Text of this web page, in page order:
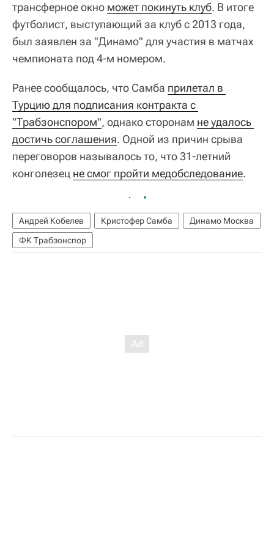
трансферное окно может покинуть клуб. В итоге
футболист, выступающий за клуб с 2013 года,
был заявлен за "Динамо" для участия в матчах
чемпионата под 4-м номером.
Ранее сообщалось, что Самба прилетал в
Турцию для подписания контракта с
"Трабзонспором", однако сторонам не удалось
достичь соглашения. Одной из причин срыва
переговоров называлось то, что 31-летний
конголезец не смог пройти медобследование.
Андрей Кобелев Кристофер Самба
Динамо Москва
ФК Трабзонспор